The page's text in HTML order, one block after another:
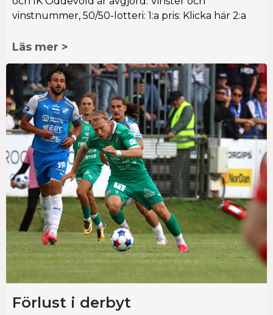
vinstnummer, 50/50-lotteri: 1:a pris: Klicka här 2:a
Läs mer >
Förlust i derbyt